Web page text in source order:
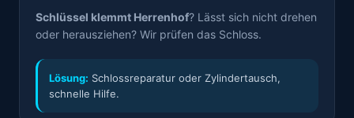
Schlüssel klemmt Herrenhof? Lässt sich nicht drehen
oder herausziehen? Wir prüfen das Schloss.
Lösung: Schlossreparatur oder Zylindertausch,
schnelle Hilfe.